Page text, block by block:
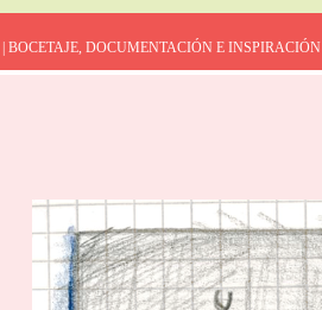
| BOCETAJE, DOCUMENTACIÓN E INSPIRACIÓN